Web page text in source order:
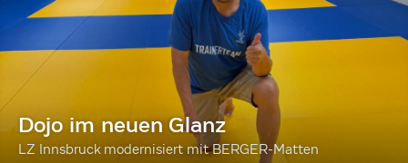
Dojo im neuen Glanz
LZ Innsbruck modernisiert mit BERGER-Matten